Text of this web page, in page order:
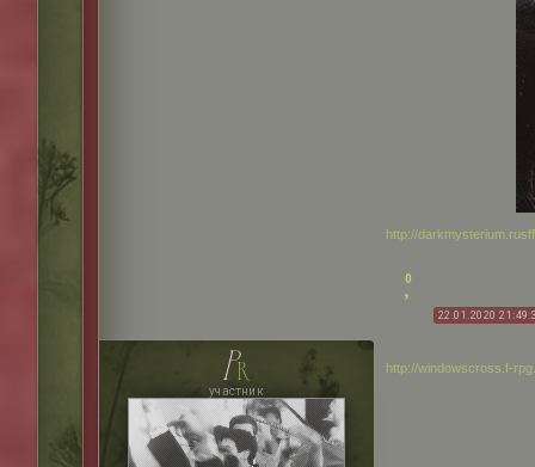
http://
0
22.01.2020
pr
участник
http://windowscross.f-